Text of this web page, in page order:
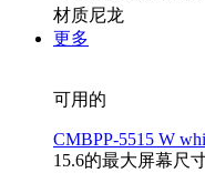
材质尼龙
更多
可用的
CMBPP-5515 W
15.6的最大屏幕尺